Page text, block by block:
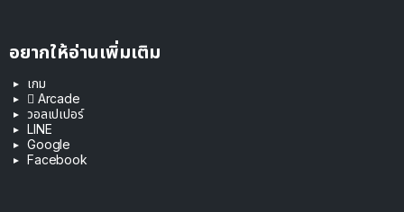
อยากให้อ่านเพิ่มเติม
เกม
 Arcade
วอลเปเปอร์
LINE
Google
Facebook